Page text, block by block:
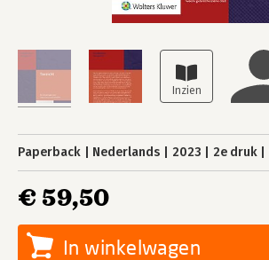
Paperback Nederlands 2023 2e druk
€ 59,50
In winkelwagen